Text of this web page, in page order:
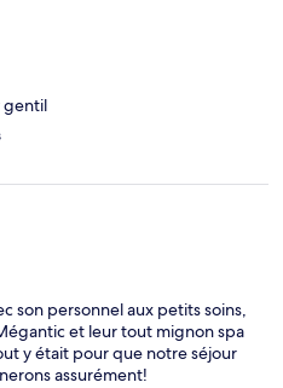
gentil
son personnel aux petits soins,
et leur tout mignon spa
y était pour que notre séjour
assurément!